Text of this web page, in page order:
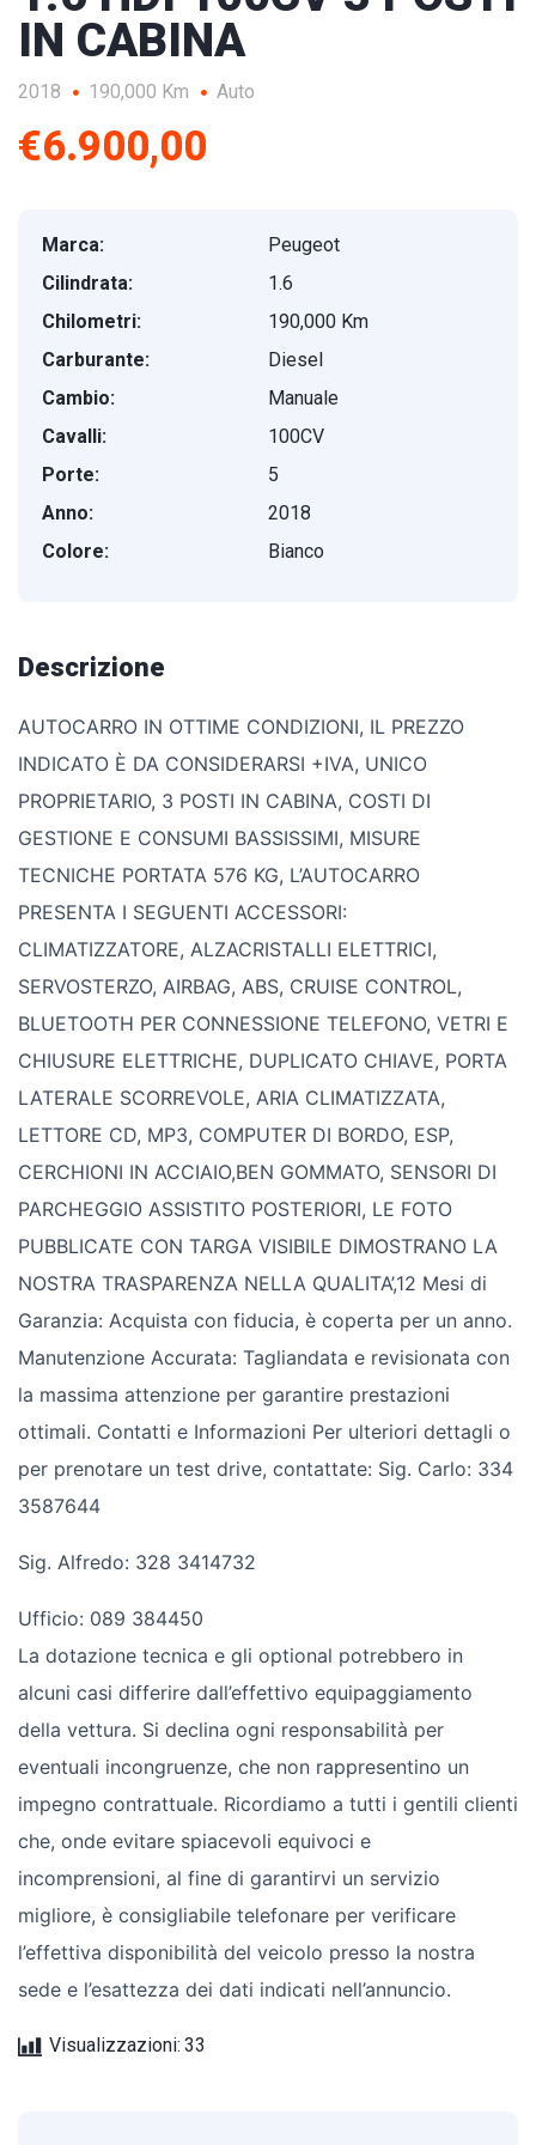
IN CABINA
2018 190,000 Km Auto
€6.900,00
Marca:
Peugeot
Cilindrata:
1.6
Chilometri:
190,000 Km
Carburante:
Diesel
Cambio:
Manuale
Cavalli:
100CV
Porte:
5
Anno:
2018
Colore:
Bianco
Descrizione
AUTOCARRO IN OTTIME CONDIZIONI, IL PREZZO
INDICATO È DA CONSIDERARSI +IVA, UNICO
PROPRIETARIO, 3 POSTI IN CABINA, COSTI DI
GESTIONE E CONSUMI BASSISSIMI, MISURE
TECNICHE PORTATA 576 KG, L’AUTOCARRO
PRESENTA I SEGUENTI ACCESSORI:
CLIMATIZZATORE, ALZACRISTALLI ELETTRICI,
SERVOSTERZO, AIRBAG, ABS, CRUISE CONTROL,
BLUETOOTH PER CONNESSIONE TELEFONO, VETRI E
CHIUSURE ELETTRICHE, DUPLICATO CHIAVE, PORTA
LATERALE SCORREVOLE, ARIA CLIMATIZZATA,
LETTORE CD, MP3, COMPUTER DI BORDO, ESP,
CERCHIONI IN ACCIAIO,BEN GOMMATO, SENSORI DI
PARCHEGGIO ASSISTITO POSTERIORI, LE FOTO
PUBBLICATE CON TARGA VISIBILE DIMOSTRANO LA
NOSTRA TRASPARENZA NELLA QUALITA’,12 Mesi di
Garanzia: Acquista con fiducia, è coperta per un anno.
Manutenzione Accurata: Tagliandata e revisionata con
la massima attenzione per garantire prestazioni
ottimali. Contatti e Informazioni Per ulteriori dettagli o
per prenotare un test drive, contattate: Sig. Carlo: 334
3587644
Sig. Alfredo: 328 3414732
Ufficio: 089 384450
La dotazione tecnica e gli optional potrebbero in
alcuni casi differire dall’effettivo equipaggiamento
della vettura. Si declina ogni responsabilità per
eventuali incongruenze, che non rappresentino un
impegno contrattuale. Ricordiamo a tutti i gentili clienti
che, onde evitare spiacevoli equivoci e
incomprensioni, al fine di garantirvi un servizio
migliore, è consigliabile telefonare per verificare
l’effettiva disponibilità del veicolo presso la nostra
sede e l’esattezza dei dati indicati nell’annuncio.
Visualizzazioni: 33